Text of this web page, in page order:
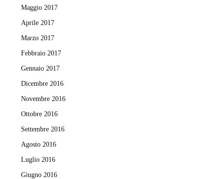
Maggio 2017
Aprile 2017
Marzo 2017
Febbraio 2017
Gennaio 2017
Dicembre 2016
Novembre 2016
Ottobre 2016
Settembre 2016
Agosto 2016
Luglio 2016
Giugno 2016